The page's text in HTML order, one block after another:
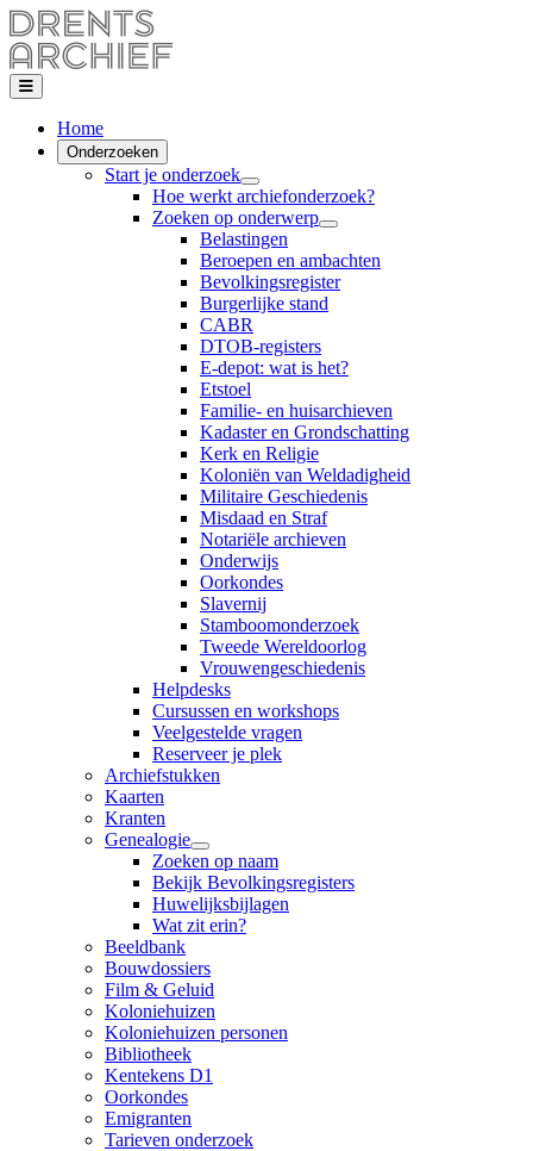
Home
Onderzoeken
Start je onderzoek
Hoe werkt archiefonderzoek?
Zoeken op onderwerp
Belastingen
Beroepen en ambachten
Bevolkingsregister
Burgerlijke stand
CABR
DTOB-registers
E-depot: wat is het?
Etstoel
Familie- en huisarchieven
Kadaster en Grondschatting
Kerk en Religie
Koloniën van Weldadigheid
Militaire Geschiedenis
Misdaad en Straf
Notariële archieven
Onderwijs
Oorkondes
Slavernij
Stamboomonderzoek
Tweede Wereldoorlog
Vrouwengeschiedenis
Helpdesks
Cursussen en workshops
Veelgestelde vragen
Reserveer je plek
Archiefstukken
Kaarten
Kranten
Genealogie
Zoeken op naam
Bekijk Bevolkingsregisters
Huwelijksbijlagen
Wat zit erin?
Beeldbank
Bouwdossiers
Film & Geluid
Koloniehuizen
Koloniehuizen personen
Bibliotheek
Kentekens D1
Oorkondes
Emigranten
Tarieven onderzoek